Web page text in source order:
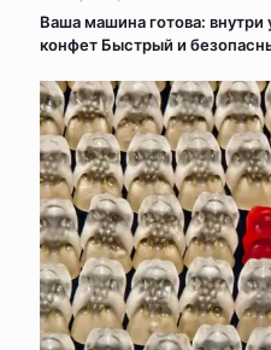
Ваша машина готова:
конфет Быстрый и